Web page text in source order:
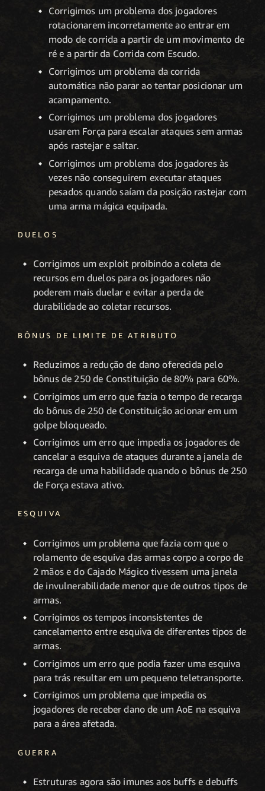
Corrigimos um problema dos jogadores
rotacionarem incorretamente ao entrar em
modo de corrida a partir de um movimento de
ré e a partir da Corrida com Escudo.
Corrigimos um problema da corrida
automática não parar ao tentar posicionar um
acampamento.
Corrigimos um problema dos jogadores
usarem Força para escalar ataques sem armas
após rastejar e saltar.
Corrigimos um problema dos jogadores às
vezes não conseguirem executar ataques
pesados quando saíam da posição rastejar com
uma arma mágica equipada.
DUELOS
Corrigimos um exploit proibindo a coleta de
recursos em duelos para os jogadores não
poderem mais duelar e evitar a perda de
durabilidade ao coletar recursos.
BÔNUS DE LIMITE DE ATRIBUTO
Reduzimos a redução de dano oferecida pelo
bônus de 250 de Constituição de 80% para 60%.
Corrigimos um erro que fazia o tempo de recarga
do bônus de 250 de Constituição acionar em um
golpe bloqueado.
Corrigimos um erro que impedia os jogadores de
cancelar a esquiva de ataques durante a janela de
recarga de uma habilidade quando o bônus de 250
de Força estava ativo.
ESQUIVA
Corrigimos um problema que fazia com que o
rolamento de esquiva das armas corpo a corpo de
2 mãos e do Cajado Mágico tivessem uma janela
de invulnerabilidade menor que de outros tipos de
armas.
Corrigimos os tempos inconsistentes de
cancelamento entre esquiva de diferentes tipos de
armas.
Corrigimos um erro que podia fazer uma esquiva
para trás resultar em um pequeno teletransporte.
Corrigimos um problema que impedia os
jogadores de receber dano de um AoE na esquiva
para a área afetada.
GUERRA
Estruturas agora são imunes aos buffs e debuffs